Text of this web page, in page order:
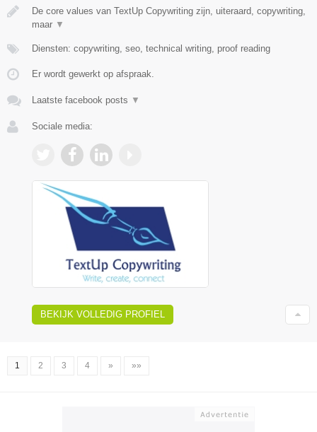
De core values van TextUp Copywriting zijn, uiteraard, copywriting,
maar ▼
Diensten: copywriting, seo, technical writing, proof reading
Er wordt gewerkt op afspraak.
Laatste facebook posts ▼
Sociale media:
BEKIJK VOLLEDIG PROFIEL
1 2 3 4 » »»